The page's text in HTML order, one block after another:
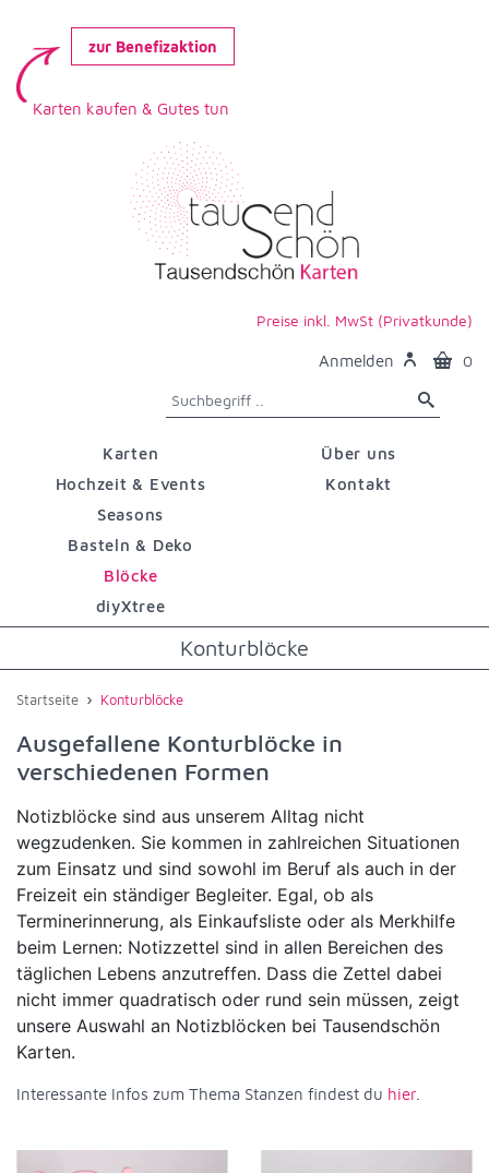
zur Benefizaktion
Karten kaufen & Gutes tun
Preise inkl. MwSt (Privatkunde)
Anmelden 0
Karten
Hochzeit & Events
Seasons
Basteln & Deko
Blöcke
diyXtree
Über uns
Kontakt
Konturblöcke
Startseite › Konturblöcke
Ausgefallene Konturblöcke in
verschiedenen Formen
Notizblöcke sind aus unserem Alltag nicht
wegzudenken. Sie kommen in zahlreichen Situationen
zum Einsatz und sind sowohl im Beruf als auch in der
Freizeit ein ständiger Begleiter. Egal, ob als
Terminerinnerung, als Einkaufsliste oder als Merkhilfe
beim Lernen: Notizzettel sind in allen Bereichen des
täglichen Lebens anzutreffen. Dass die Zettel dabei
nicht immer quadratisch oder rund sein müssen, zeigt
unsere Auswahl an Notizblöcken bei Tausendschön
Karten.
Interessante Infos zum Thema Stanzen findest du hier.